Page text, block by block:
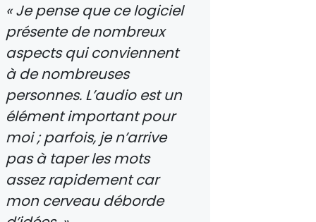
Je pense que ce logiciel
présente de nombreux
aspects qui conviennent
à de nombreuses
personnes. L’audio est un
élément important pour
moi ; parfois, je n’arrive
pas à taper les mots
assez rapidement car
mon cerveau déborde